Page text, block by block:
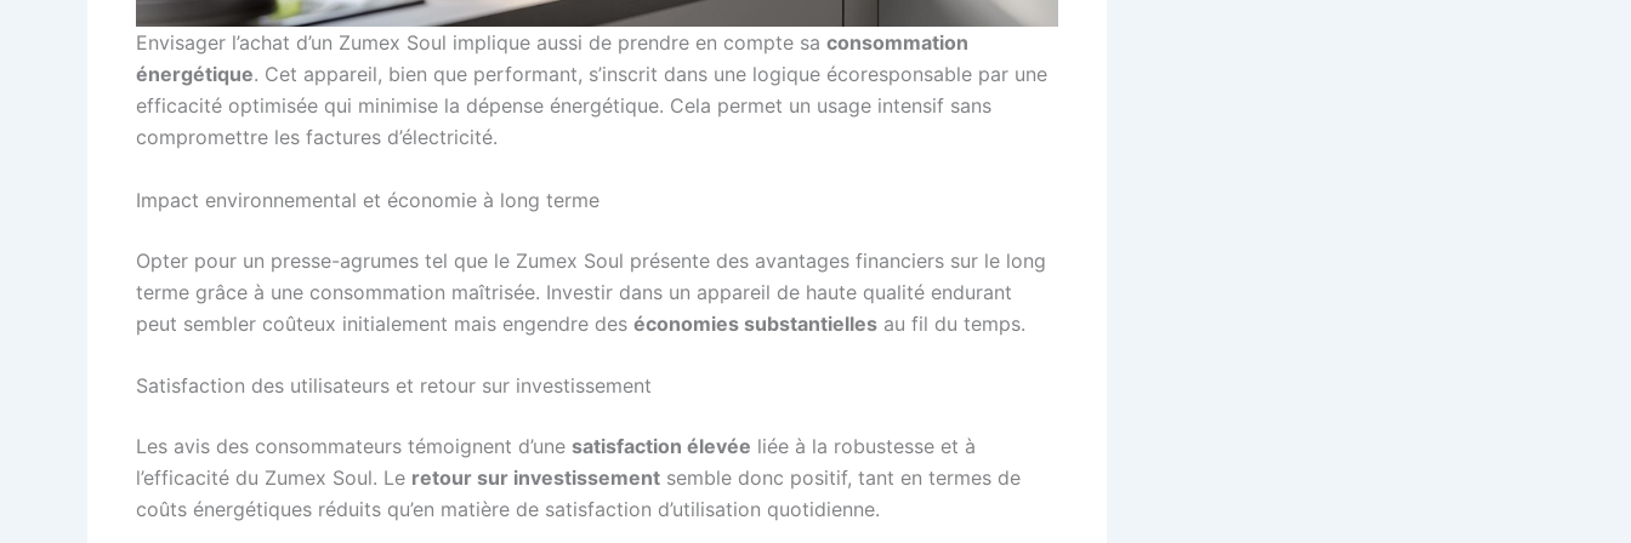
Envisager l’achat d’un Zumex Soul implique aussi de prendre en compte sa consommation
énergétique. Cet appareil, bien que performant, s’inscrit dans une logique écoresponsable par une
efficacité optimisée qui minimise la dépense énergétique. Cela permet un usage intensif sans
compromettre les factures d’électricité.
Impact environnemental et économie à long terme
Opter pour un presse-agrumes tel que le Zumex Soul présente des avantages financiers sur le long
terme grâce à une consommation maîtrisée. Investir dans un appareil de haute qualité endurant
peut sembler coûteux initialement mais engendre des économies substantielles au fil du temps.
Satisfaction des utilisateurs et retour sur investissement
Les avis des consommateurs témoignent d’une satisfaction élevée liée à la robustesse et à
l’efficacité du Zumex Soul. Le retour sur investissement semble donc positif, tant en termes de
coûts énergétiques réduits qu’en matière de satisfaction d’utilisation quotidienne.